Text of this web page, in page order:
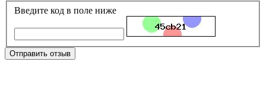
Введите код в поле ниже
Отправить отзыв